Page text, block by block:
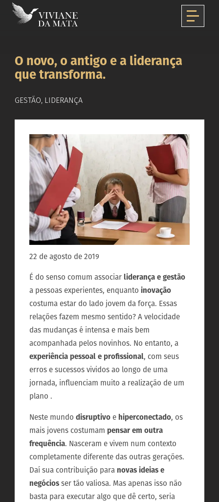
O novo, o antigo e a liderança
que transforma.
GESTÃO, LIDERANÇA
22 de agosto de 2019
É do senso comum associarliderança e gestão
a pessoas experientes, enquanto inovação
costuma estar do lado jovem da força. Essas
relações fazem mesmo sentido? A velocidade
das mudanças é intensa e mais bem
acompanhada pelos novinhos. No entanto, a
experiência pessoal e profissional, com seus
erros e sucessos vividos ao longo de uma
jornada, influenciam muito a realização de um
plano .
Neste mundo disruptivo e hiperconectado, os
mais jovens costumam pensar em outra
frequência. Nasceram e vivem num contexto
completamente diferente das outras gerações.
Daí sua contribuição para novas ideias e
negóciosser tão valiosa. Mas apenas isso não
basta para executar algo que dê certo, seria